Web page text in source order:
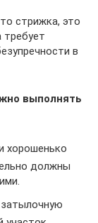
стрижка, это
требует
в
выполнять
хорошенько
должны